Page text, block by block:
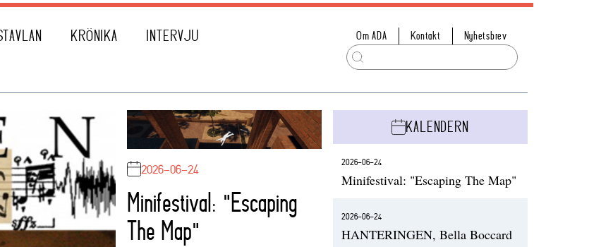
KRÖNIKA INTERVJU Om ADA Kontakt Nyhetsbrev
2026-06-24
Minifestival: "Escaping
The Map"
KALENDERN
2026-06-24
Minifestival: "Escaping The Map"
2026-06-24
HANTERINGEN, Bella Boccard